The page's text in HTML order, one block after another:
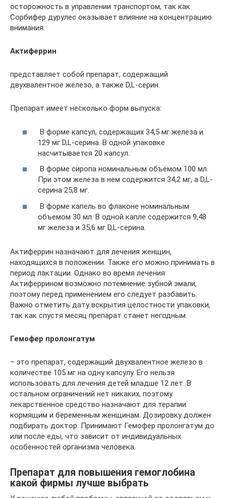
осторожность в управлении транспортом, так как
Сорбифер дурулес оказывает влияние на концентрацию
внимания.
Актиферрин
представляет собой препарат, содержащий
двухвалентное железо, а также D,L-серин.
Препарат имеет несколько форм выпуска:
В форме капсул, содержащих 34,5 мг железа и
129 мг D,L-серина. В одной упаковке
насчитывается 20 капсул.
В форме сиропа номинальным объемом 100 мл.
При этом железа в нем содержится 34,2 мг, а D,L-
серина 25,8 мг.
В форме капель во флаконе номинальным
объемом 30 мл. В одной капле содержится 9,48
мг железа и 35,6 мг D,L-серина.
Актиферрин назначают для лечения женщин,
находящихся в положении. Также его можно принимать в
период лактации. Однако во время лечения
Актиферрином возможно потемнение зубной эмали,
поэтому перед применением его следует разбавить.
Важно отметить дату вскрытия целостности упаковки,
так как спустя месяц препарат станет негодным.
Гемофер пролонгатум
– это препарат, содержащий двухвалентное железо в
количестве 105 мг на одну капсулу. Его нельзя
использовать для лечения детей младше 12 лет. В
остальном ограничений нет никаких, поэтому
лекарственное средство назначают для терапии
кормящим и беременным женщинам. Дозировку должен
подбирать доктор. Принимают Гемофер пролонгатум до
или после еды, что зависит от индивидуальных
особенностей организма человека.
Препарат для повышения гемоглобина
какой фирмы лучше выбрать